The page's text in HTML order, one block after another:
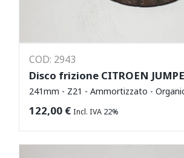
COD: 2943
Disco frizione CITROEN
241mm - Z21 - Ammortizzato -
122,00 € Incl. IVA 22%